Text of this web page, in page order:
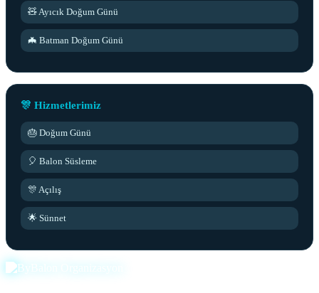
🧸 Ayıcık Doğum Günü
🦇 Batman Doğum Günü
🎊 Hizmetlerimiz
🎂 Doğum Günü
🎈 Balon Süsleme
🎊 Açılış
🌟 Sünnet